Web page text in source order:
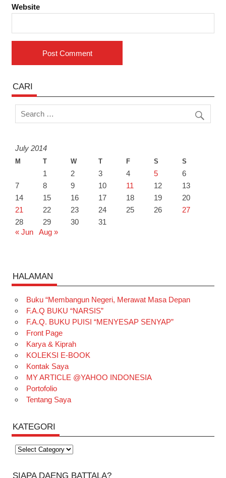
Website
CARI
July 2014
M T W T F S S
1 2 3 4 5
6
7
8 9 10 11 12
13
14
15 16 17 18 19
20
21
22 23 24 25 26
27
28
29 30
31
« Jun
Aug »
HALAMAN
Buku “Membangun Negeri, Merawat Masa Depan
F.A.Q BUKU “NARSIS”
F.A.Q. BUKU PUISI “MENYESAP SENYAP”
Front Page
Karya & Kiprah
KOLEKSI E-BOOK
Kontak Saya
MY ARTICLE @YAHOO INDONESIA
Portofolio
Tentang Saya
KATEGORI
Kategori
SIAPA DAENG BATTALA?